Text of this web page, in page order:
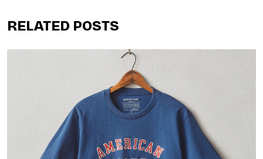
RELATED POSTS